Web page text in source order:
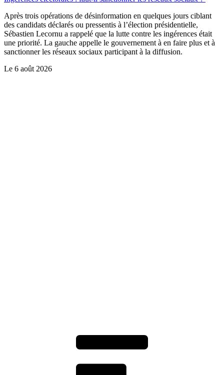
Après trois opérations de désinformation en quelques jours ciblant
des candidats déclarés ou pressentis à l’élection présidentielle,
Sébastien Lecornu a rappelé que la lutte contre les ingérences était
une priorité. La gauche appelle le gouvernement à en faire plus et à
sanctionner les réseaux sociaux participant à la diffusion.
Le 6 août 2026